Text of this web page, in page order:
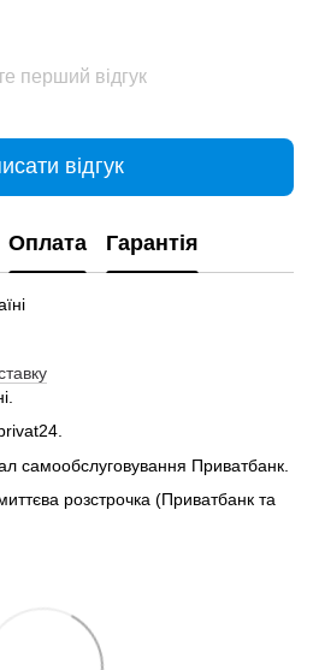
перший відгук
відгук
Оплата Гарантія
самообслуговування Приватбанк.
розстрочка (Приватбанк та